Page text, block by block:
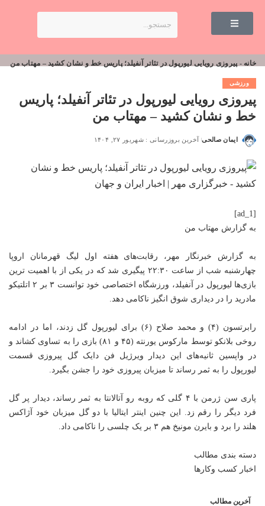
خانه - پیروزی رویایی لیورپول در تئاتر آنفیلد؛ پاریس خط و نشان کشید – مهتاب من
ورزشی
پیروزی رویایی لیورپول در تئاتر آنفیلد؛ پاریس
خط و نشان کشید – مهتاب من
ایمان صالحی آخرین بروزرسانی : شهریور ۲۷, ۱۴۰۴
[ad_1]
به گزارش مهتاب من
به گزارش خبرنگار مهر، رقابت‌های هفته اول لیگ قهرمانان اروپا
چهارشنبه شب از ساعت ۲۲:۳۰ پیگیری شد که در یکی از با اهمیت ترین
بازی‌ها لیورپول در آنفیلد، ورزشگاه اختصاصی خود توانست ۳ بر ۲
اتلتیکو
مادرید را در دیداری شوق انگیز ناکامی دهد.
رابرتسون (۴) و محمد صلاح (۶) برای لیورپول گل زدند، اما در ادامه
روخی بلانکو توسط مارکوس یورنته
(۴۵ و ۸۱) بازی را به تساوی کشاند و
در واپسین ثانیه‌های این دیدار ویرژیل فن دایک گل پیروزی قسمت
لیورپول را به ثمر رساند تا میزبان پیروزی خود را جشن بگیرد.
پاری سن ژرمن
با ۴ گلی که روبه رو آتالانتا به ثمر رساند، دیدار پر گل
فرد دیگر را رقم زد. این چنین اینتر ایتالیا با دو گل میزبان خود آژاکس
هلند را برد و بایرن مونیخ هم ۳ بر یک چلسی را ناکامی داد.
دسته بندی مطالب
اخبار کسب وکارها
آخرین مطالب